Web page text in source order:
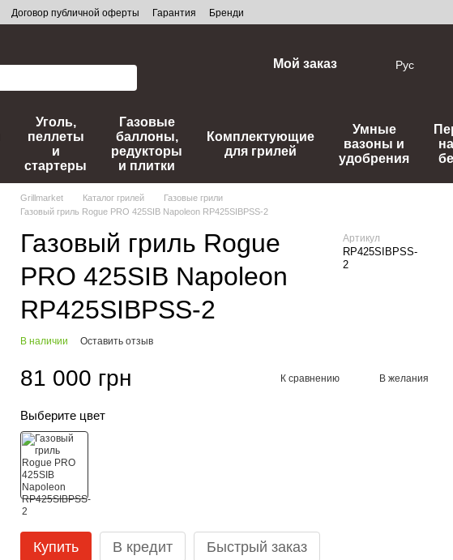
Договор публичной оферты Гарантия Бренди
Мой заказ Рус
Уголь,
пеллеты
и
стартеры
Газовые
баллоны,
редукторы
и плитки
Комплектующие
для грилей
Умные
вазоны и
удобрения
Grillmarket Каталог грилей
Газовые грили
Газовый гриль Rogue PRO 425SIB Napoleon RP425SIBPSS-2
Газовый гриль Rogue
PRO 425SIB Napoleon
RP425SIBPSS-2
Артикул
RP425SIBPSS-
2
В наличии Оставить отзыв
81 000 грн К сравнению В желания
Выберите цвет
Купить В кредит Быстрый заказ